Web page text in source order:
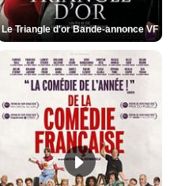
Le Triangle d'or Bande-annonce VF